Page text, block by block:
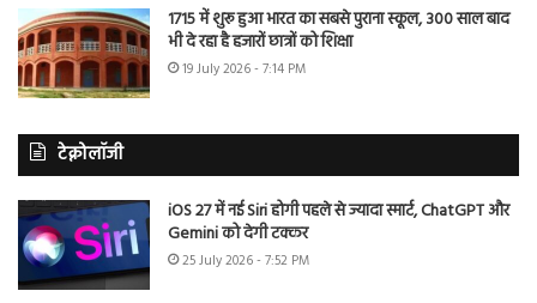
1715 में शुरू हुआ भारत का सबसे पुराना स्कूल, 300 साल बाद
भी दे रहा है हजारों छात्रों को शिक्षा
19 July 2026 - 7:14 PM
टेक्नोलॉजी
iOS 27 में नई Siri होगी पहले से ज्यादा स्मार्ट, ChatGPT और
Gemini को देगी टक्कर
25 July 2026 - 7:52 PM